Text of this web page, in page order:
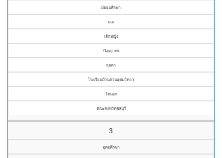
มัธยมศึกษา
ม.๓
เด็กหญิง
ปัญญาพร
กุลดา
โรงเรียนบ้านสวนอุดมวิทยา
วัดนอก
คณะจังหวัดชลบุรี
3
อุดมศึกษา